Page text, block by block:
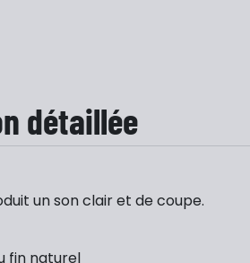
détaillée
un son clair et de coupe.
fin naturel